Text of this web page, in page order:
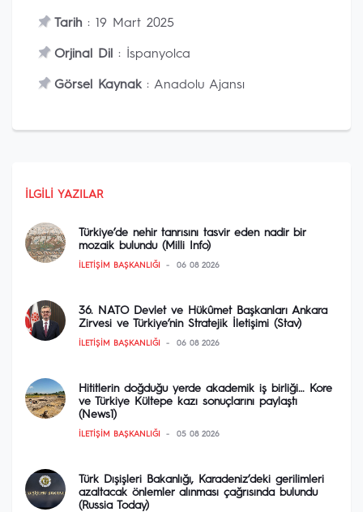
Tarih : 19 Mart 2025
Orjinal Dil : İspanyolca
Görsel Kaynak: Anadolu Ajansı
İLGILI YAZILAR
Türkiye’de nehir tanrısını tasvir eden nadir bir
mozaik bulundu (Milli Info)
İLETIŞIM BAŞKANLIĞI 06 08 2026
36. NATO Devlet ve Hükûmet Başkanları Ankara
Zirvesi ve Türkiye’nin Stratejik İletişimi (Stav)
İLETIŞIM BAŞKANLIĞI 06 08 2026
Hititlerin doğduğu yerde akademik iş birliği… Kore
ve Türkiye Kültepe kazı sonuçlarını paylaştı
(News1)
İLETIŞIM BAŞKANLIĞI 05 08 2026
Türk Dışişleri Bakanlığı, Karadeniz’deki gerilimleri
azaltacak önlemler alınması çağrısında bulundu
(Russia Today)